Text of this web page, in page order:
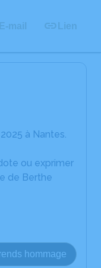
E-mail Lien
à Nantes.
ou exprimer
de Berthe
hommage